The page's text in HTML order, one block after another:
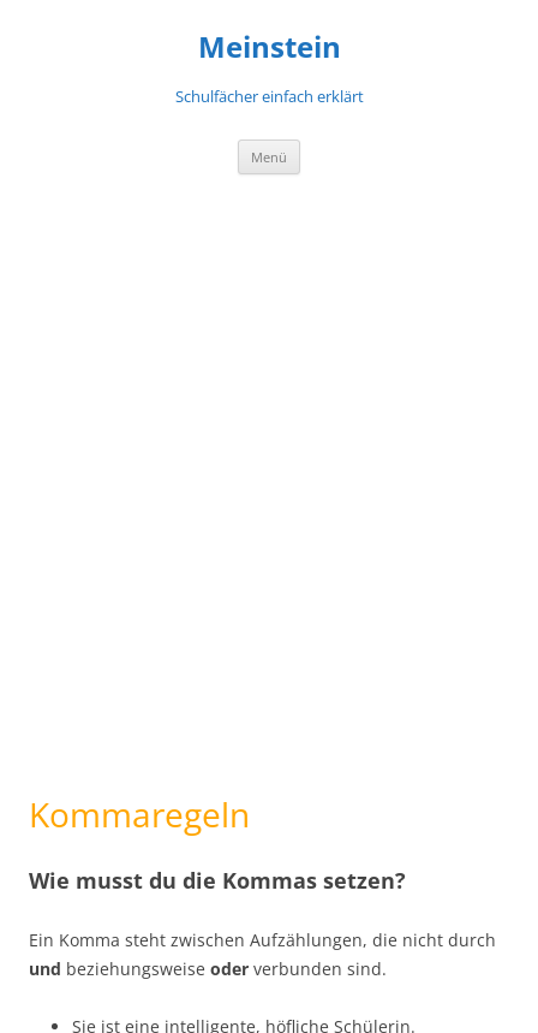
Meinstein
Schulfächer einfach erklärt
Menü
Kommaregeln
Wie musst du die Kommas setzen?
Ein Komma steht zwischen Aufzählungen, die nicht durch
und beziehungsweise oder verbunden sind.
Sie ist eine intelligente, höfliche Schülerin.